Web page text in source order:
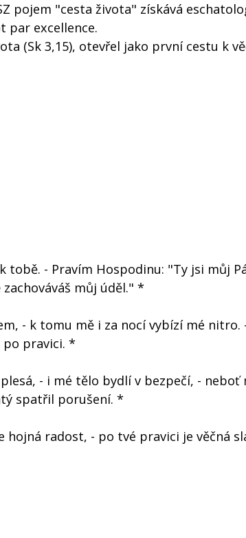
pojem "cesta života" získává
par excellence.
(Sk 3,15), otevřel jako první cestu k
tobě. - Pravím Hospodinu: "Ty jsi můj
můj úděl." *
- k tomu mě i za nocí vybízí mé
po pravici. *
- i mé tělo bydlí v bezpečí, - neboť
spatřil porušení. *
hojná radost, - po tvé pravici je věčná